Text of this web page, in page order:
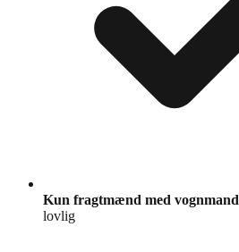
Kun fragtmænd med
lovlig